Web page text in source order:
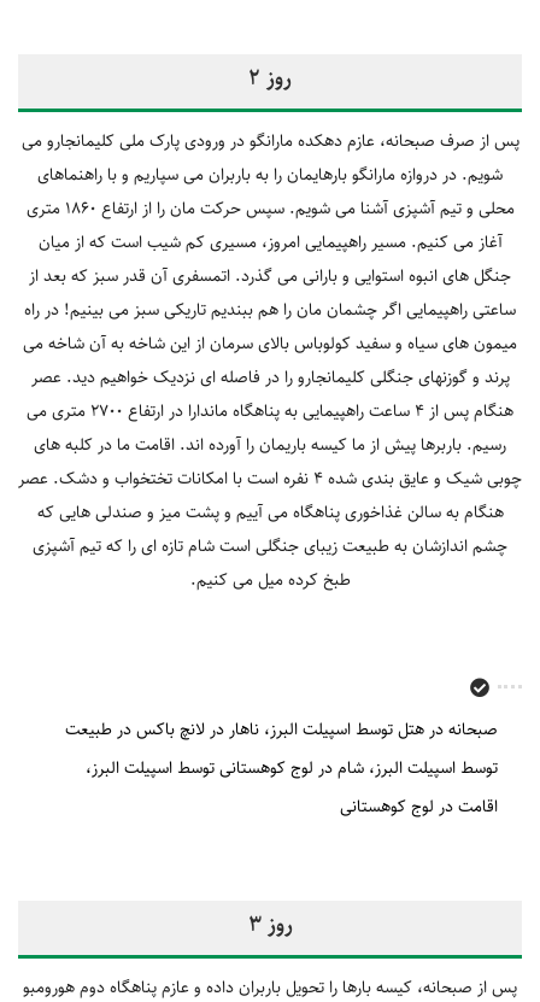
روز 2
پس از صرف صبحانه، عازم دهکده مارانگو در ورودی پارک ملی کلیمانجارو می
شویم. در دروازه مارانگو بارهایمان را به باربران می سپاریم و با راهنماهای
محلی و تیم آشپزی آشنا می شویم. سپس حرکت مان را از ارتفاع 1860 متری
آغاز می کنیم. مسیر راهپیمایی امروز، مسیری کم شیب است که از میان
جنگل های انبوه استوایی و بارانی می گذرد. اتمسفری آن قدر سبز که بعد از
ساعتی راهپیمایی اگر چشمان مان را هم ببندیم تاریکی سبز می بینیم! در راه
میمون های سیاه و سفید کولوباس بالای سرمان از این شاخه به آن شاخه می
پرند و گوزن‎های جنگلی کلیمانجارو را در فاصله ای نزدیک خواهیم دید. عصر
هنگام پس از 4 ساعت راهپیمایی به پناهگاه ماندارا در ارتفاع 2700 متری می
رسیم. باربرها پیش از ما کیسه باریمان را آورده اند. اقامت ما در کلبه های
چوبی شیک و عایق بندی شده 4 نفره است با امکانات تختخواب و دشک. عصر
هنگام به سالن غذاخوری پناهگاه می آییم و پشت میز و صندلی هایی که
چشم اندازشان به طبیعت زیبای جنگلی است شام تازه ای را که تیم آشپزی
طبخ کرده میل می کنیم.
صبحانه در هتل توسط اسپیلت البرز ناهار در لانچ باکس در طبیعت
توسط اسپیلت البرز شام در لوج کوهستانی توسط اسپیلت البرز
اقامت در لوج کوهستانی
روز 3
پس از صبحانه، کیسه بارها را تحویل باربران داده و عازم پناهگاه دوم هورومبو